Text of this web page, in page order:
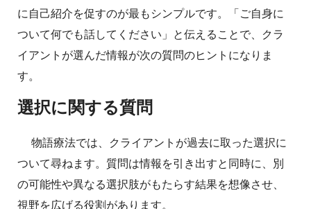
に自己紹介を促すのが最もシンプルです。「ご自身に
ついて何でも話してください」と伝えることで、クラ
イアントが選んだ情報が次の質問のヒントになりま
す。
選択に関する質問
物語療法では、クライアントが過去に取った選択に
ついて尋ねます。質問は情報を引き出すと同時に、別
の可能性や異なる選択肢がもたらす結果を想像させ、
視野を広げる役割があります。